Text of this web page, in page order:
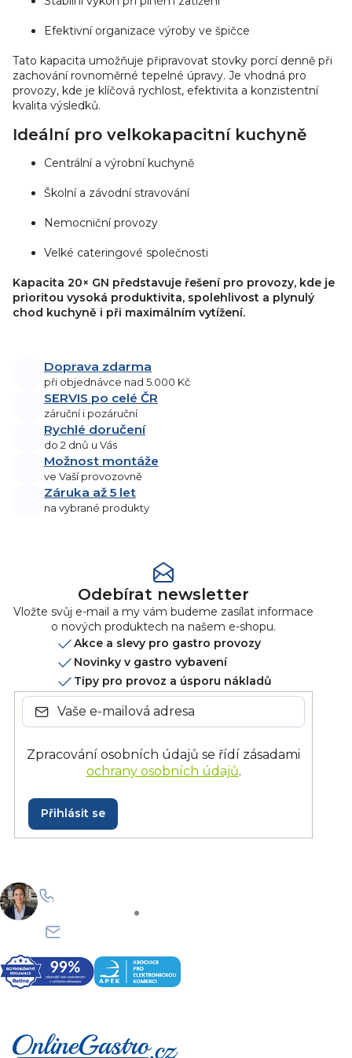
i
u
Efektivní organizace výroby ve špičce
Tato kapacita umožňuje připravovat stovky porcí denně při
zachování rovnoměrné tepelné úpravy. Je vhodná pro
provozy, kde je klíčová rychlost, efektivita a konzistentní
kvalita výsledků.
Ideální pro velkokapacitní kuchyně
Centrální a výrobní kuchyně
Školní a závodní stravování
Nemocniční provozy
Velké cateringové společnosti
Kapacita 20× GN představuje řešení pro provozy, kde je
prioritou vysoká produktivita, spolehlivost a plynulý
chod kuchyně i při maximálním vytížení.
Doprava zdarma
při objednávce nad 5.000 Kč
SERVIS po celé ČR
záruční i pozáruční
Rychlé doručení
do 2 dnů u Vás
Možnost montáže
ve Vaší provozovně
Záruka až 5 let
na vybrané produkty
Odebírat newsletter
Vložte svůj e-mail a my vám budeme zasílat informace
o nových produktech na našem e-shopu.
Akce a slevy pro gastro provozy
Novinky v gastro vybavení
Tipy pro provoz a úsporu nákladů
Zpracování osobních údajů se řídí zásadami
ochrany osobních údajů.
Přihlásit se